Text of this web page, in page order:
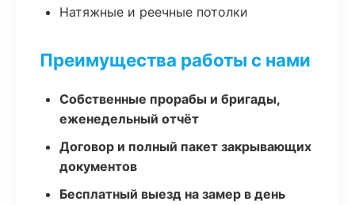
Натяжные и реечные потолки
Преимущества работы с нами
Собственные прорабы и бригады,
еженедельный отчёт
Договор и полный пакет закрывающих
документов
Бесплатный выезд на замер в день